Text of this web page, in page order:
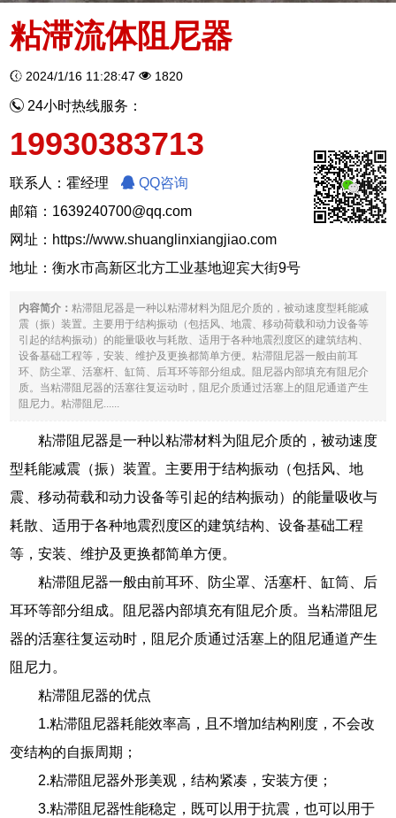
粘滞流体阻尼器
2024/1/16 11:28:47 1820
24小时热线服务：
19930383713
联系人：霍经理
QQ咨询
邮箱：1639240700@qq.com
网址： https://www.shuanglinxiangjiao.com
地址：衡水市高新区北方工业基地迎宾大街9号
内容简介： 粘滞阻尼器是一种以粘滞材料为阻尼介质的，被动速度型耗能减
震（振）装置。主要用于结构振动（包括风、地震、移动荷载和动力设备等
引起的结构振动）的能量吸收与耗散、适用于各种地震烈度区的建筑结构、
设备基础工程等，安装、维护及更换都简单方便。粘滞阻尼器一般由前耳
环、防尘罩、活塞杆、缸筒、后耳环等部分组成。阻尼器内部填充有阻尼介
质。当粘滞阻尼器的活塞往复运动时，阻尼介质通过活塞上的阻尼通道产生
阻尼力。粘滞阻尼......
粘滞阻尼器是一种以粘滞材料为阻尼介质的，被动速度
型耗能减震（振）装置。主要用于结构振动（包括风、地
震、移动荷载和动力设备等引起的结构振动）的能量吸收与
耗散、适用于各种地震烈度区的建筑结构、设备基础工程
等，安装、维护及更换都简单方便。
粘滞阻尼器一般由前耳环、防尘罩、活塞杆、缸筒、后
耳环等部分组成。阻尼器内部填充有阻尼介质。当粘滞阻尼
器的活塞往复运动时，阻尼介质通过活塞上的阻尼通道产生
阻尼力。
粘滞阻尼器的优点
1.粘滞阻尼器耗能效率高，且不增加结构刚度，不会改
变结构的自振周期；
2.粘滞阻尼器外形美观，结构紧凑，安装方便；
3.粘滞阻尼器性能稳定，既可以用于抗震，也可以用于